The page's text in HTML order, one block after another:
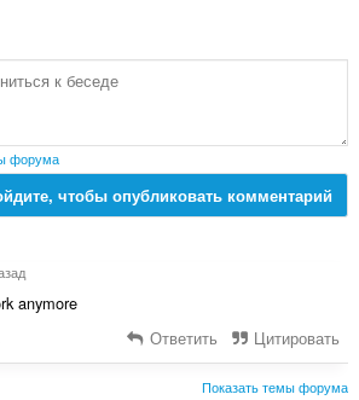
:ц
е
к
:
форума
чтобы опубликовать комментарий
anymore
Ответить Цитировать
Показать темы форума